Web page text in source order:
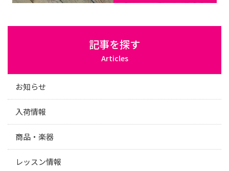
記事を探す
Articles
お知らせ
入荷情報
商品・楽器
レッスン情報